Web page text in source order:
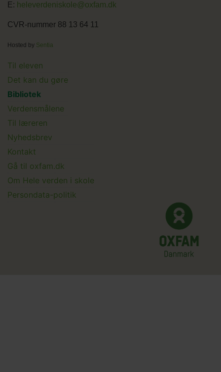
E: heleverdeniskole@oxfam.dk
CVR-nummer 88 13 64 11
Hosted by Sentia
Main
menu
Til eleven
Det kan du gøre
Bibliotek
Verdensmålene
Til læreren
Main
Submenu
Nyhedsbrev
Kontakt
Gå til oxfam.dk
Om Hele verden i skole
Persondata-politik